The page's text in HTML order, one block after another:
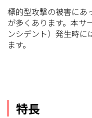
標的型攻撃の被害にあ
が多くあります。本サ
ンシデント）発生時に
ます。
特長